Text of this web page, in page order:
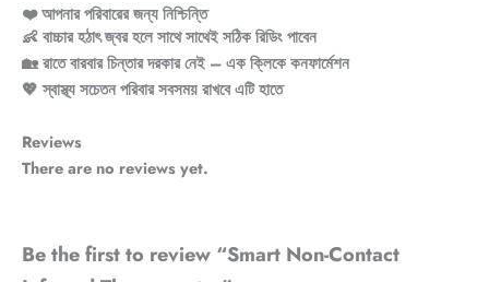
❤️ আপনার পরিবারের জন্য নিশ্চিন্তি
👶 বাচ্চার হঠাৎ জ্বর হলে সাথে সাথেই সঠিক রিডিং পাবেন
🏡 রাতে বারবার চিন্তার দরকার নেই – এক ক্লিকে কনফার্মেশন
💖 স্বাস্থ্য সচেতন পরিবার সবসময় রাখবে এটি হাতে
Reviews
There are no reviews yet.
Be the first to review “Smart Non-Contact